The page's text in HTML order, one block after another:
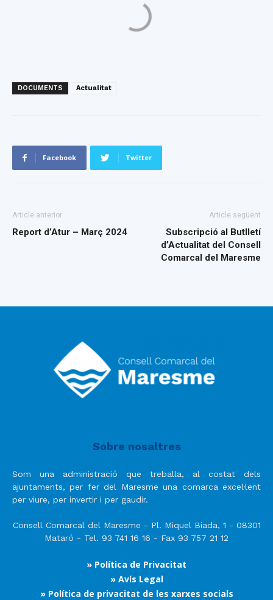
DOCUMENTS Actualitat
Facebook Twitter
Article anterior
Report d’Atur – Març 2024
Article següent
Subscripció al Butlletí
d’Actualitat del Consell
Comarcal del Maresme
Sobre nosaltres
Som una administració que treballa, al costat dels
ajuntaments, per fer del Maresme una comarca excel·lent
per viure, per invertir i per gaudir.
Consell Comarcal del Maresme - Pl. Miquel Biada, 1 - 08301
Mataró - Tel. 93 741 16 16 - Fax 93 757 21 12
» Política de Privacitat
» Avís Legal
» Política de privacitat de les xarxes socials